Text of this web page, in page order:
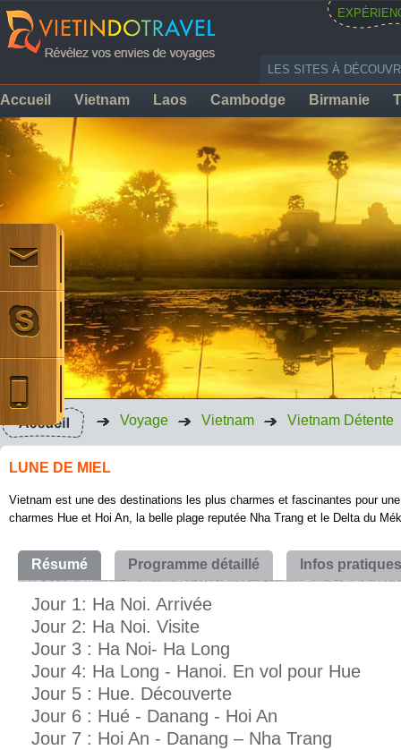
LES SITES À
Accueil Vietnam Laos Cambodge Birmanie
Voyage Vietnam Vietnam Détente
LUNE DE MIEL
Vietnam est une des destinations les plus charmes et fascinantes pour
charmes Hue et Hoi An, la belle plage reputée Nha Trang et le Delta du
Résumé Programme détaillé Infos pratiques
Jour 1: Ha Noi. Arrivée
Jour 2: Ha Noi. Visite
Jour 3 : Ha Noi- Ha Long
Jour 4: Ha Long - Hanoi. En vol pour Hue
Jour 5 : Hue. Découverte
Jour 6 : Hué - Danang - Hoi An
Jour 7 : Hoi An - Danang – Nha Trang